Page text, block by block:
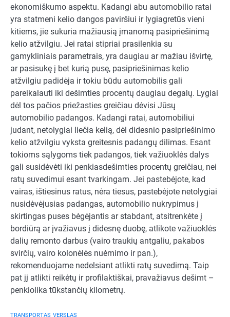
ekonomiškumo aspektu. Kadangi abu automobilio ratai
yra statmeni kelio dangos paviršiui ir lygiagretūs vieni
kitiems, jie sukuria mažiausią įmanomą pasipriešinimą
kelio atžvilgiu. Jei ratai stipriai prasilenkia su
gamykliniais parametrais, yra daugiau ar mažiau išvirtę,
ar pasisukę į bet kurią pusę, pasipriešinimas kelio
atžvilgiu padidėja ir tokiu būdu automobilis gali
pareikalauti iki dešimties procentų daugiau degalų. Lygiai
dėl tos pačios priežasties greičiau dėvisi Jūsų
automobilio padangos. Kadangi ratai, automobiliui
judant, netolygiai liečia kelią, dėl didesnio pasipriešinimo
kelio atžvilgiu vyksta greitesnis padangų dilimas. Esant
tokioms sąlygoms tiek padangos, tiek važiuoklės dalys
gali susidėvėti iki penkiasdešimties procentų greičiau, nei
ratų suvedimui esant tvarkingam. Jei pastebėjote, kad
vairas, ištiesinus ratus, nėra tiesus, pastebėjote netolygiai
nusidėvėjusias padangas, automobilio nukrypimus į
skirtingas puses bėgėjantis ar stabdant, atsitrenkėte į
bordiūrą ar įvažiavus į didesnę duobę, atlikote važiuoklės
dalių remonto darbus (vairo traukių antgaliu, pakabos
svirčių, vairo kolonėlės nuėmimo ir pan.),
rekomenduojame nedelsiant atlikti ratų suvedimą. Taip
pat jį atlikti reikėtų ir profilaktiškai, pravažiavus dešimt –
penkiolika tūkstančių kilometrų.
TRANSPORTAS VERSLAS